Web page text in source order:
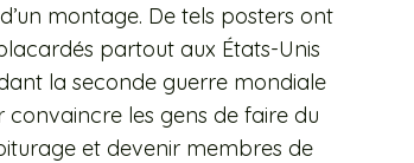
montage. De tels posters ont
partout aux États-Unis
la seconde guerre mondiale
convaincre les gens de faire du
et devenir membres de